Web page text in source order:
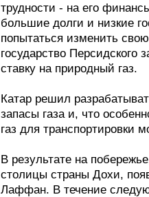
трудности - на его
большие долги и низкие
попытаться изменить
государство Персидского
ставку на природный газ.
Катар решил
запасы газа и, что
газ для транспортировки
В результате на
столицы страны Дохи,
Лаффан. В течение